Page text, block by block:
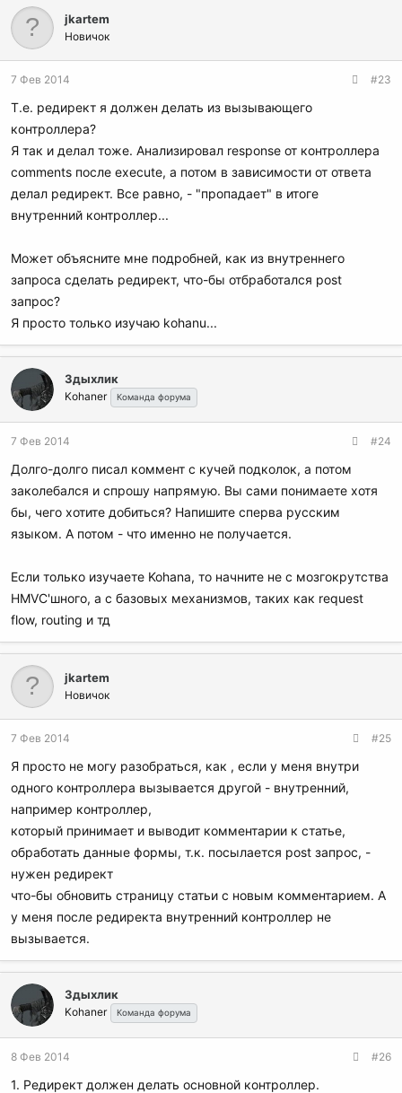
jkartem
Новичок
7 Фев 2014 #23
Т.е. редирект я должен делать из вызывающего
контроллера?
Я так и делал тоже. Анализировал response от контроллера
comments после execute, а потом в зависимости от ответа
делал редирект. Все равно, - "пропадает" в итоге
внутренний контроллер...
Может объясните мне подробней, как из внутреннего
запроса сделать редирект, что-бы отбработался post
запрос?
Я просто только изучаю kohanu...
Здыхлик
Kohaner Команда форума
7 Фев 2014 #24
Долго-долго писал коммент с кучей подколок, а потом
заколебался и спрошу напрямую. Вы сами понимаете хотя
бы, чего хотите добиться? Напишите сперва русским
языком. А потом - что именно не получается.
Если только изучаете Kohana, то начните не с мозгокрутства
HMVC'шного, а с базовых механизмов, таких как request
flow, routing и тд
jkartem
Новичок
7 Фев 2014 #25
Я просто не могу разобраться, как , если у меня внутри
одного контроллера вызывается другой - внутренний,
например контроллер,
который принимает и выводит комментарии к статье,
обработать данные формы, т.к. посылается post запрос, -
нужен редирект
что-бы обновить страницу статьи с новым комментарием. А
у меня после редиректа внутренний контроллер не
вызывается.
Здыхлик
Kohaner Команда форума
8 Фев 2014 #26
1. Редирект должен делать основной контроллер.